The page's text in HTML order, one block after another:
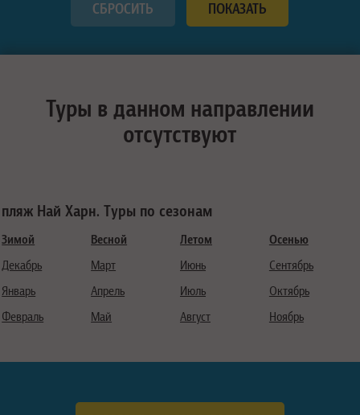
Туры в данном направлении
отсутствуют
пляж Най Харн. Туры по сезонам
Зимой
Декабрь
Январь
Февраль
Весной
Март
Апрель
Май
Летом
Июнь
Июль
Август
Осенью
Сентябрь
Октябрь
Ноябрь